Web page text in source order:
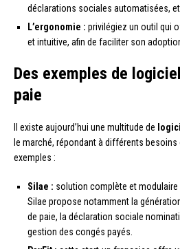
déclarations sociales automatisées,
L’ergonomie : privilégiez un outil qui
et intuitive, afin de faciliter son
Des exemples de
paie
Il existe aujourd’hui une multitude de
le marché, répondant à différents
exemples :
Silae : solution complète et modulaire
Silae propose notamment la
de paie, la déclaration sociale
gestion des congés payés.